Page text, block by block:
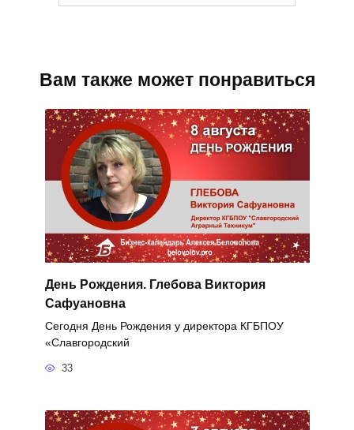
Вам также может понравиться
День Рождения. Глебова Виктория
Сафуановна
Сегодня День Рождения у директора КГБПОУ
«Славгородский
33